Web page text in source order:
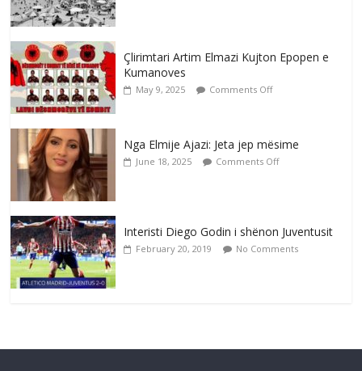
Çlirimtari Artim Elmazi Kujton Epopen e
Kumanoves
May 9, 2025 Comments Off
Nga Elmije Ajazi: Jeta jep mësime
June 18, 2025 Comments Off
Interisti Diego Godin i shënon Juventusit
February 20, 2019 No Comments